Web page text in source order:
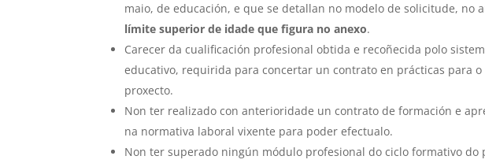
maio, de educación, e que se detallan no modelo de solicitude, no
límite superior de idade que figura no anexo.
Carecer da cualificación profesional obtida e recoñecida polo
educativo, requirida para concertar un contrato en prácticas para
proxecto.
Non ter realizado con anterioridade un contrato de formación e
na normativa laboral vixente para poder efectualo.
Non ter superado ningún módulo profesional do ciclo formativo do